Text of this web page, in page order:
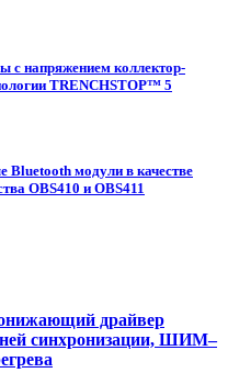
с напряжением коллектор-
TRENCHSTOP™ 5
Bluetooth модули в качестве
OBS410 и OBS411
драйвер
синхронизации, ШИМ–